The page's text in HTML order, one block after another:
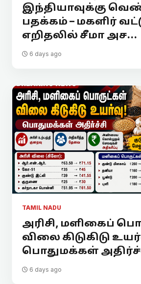
இந்தியாவுக்கு
பதக்கம் – மகளிர்
எறிதலில் சீமா அச...
6 days ago
TAMIL NADU
அரிசி, மளிகைப்
விலை கிடுகிடு
பொதுமக்கள்
6 days ago